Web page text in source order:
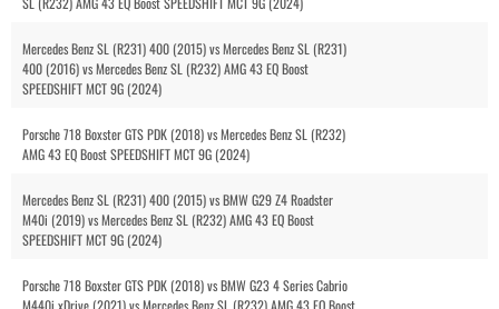
Mercedes Benz SL (R231) 400 (2015) vs Mercedes Benz SL (R231)
400 (2016) vs Mercedes Benz SL (R232) AMG 43 EQ Boost
SPEEDSHIFT MCT 9G (2024)
Porsche 718 Boxster GTS PDK (2018) vs Mercedes Benz SL (R232)
AMG 43 EQ Boost SPEEDSHIFT MCT 9G (2024)
Mercedes Benz SL (R231) 400 (2015) vs BMW G29 Z4 Roadster
M40i (2019) vs Mercedes Benz SL (R232) AMG 43 EQ Boost
SPEEDSHIFT MCT 9G (2024)
Porsche 718 Boxster GTS PDK (2018) vs BMW G23 4 Series Cabrio
M440i xDrive (2021) vs Mercedes Benz SL (R232) AMG 43 EQ Boost